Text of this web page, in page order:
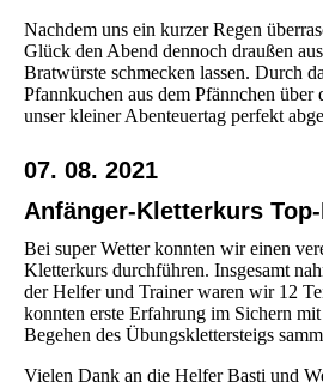
Nachdem uns ein kurzer Regen
Glück den Abend dennoch draußen
Bratwürste schmecken lassen. Durch
Pfannkuchen aus dem Pfännchen
unser kleiner Abenteuertag perfekt
07. 08. 2021
Anfänger-Kletterkurs
Bei super Wetter konnten wir einen
Kletterkurs durchführen. Insgesamt
der Helfer und Trainer waren wir 12
konnten erste Erfahrung im Sichern
Begehen des Übungsklettersteigs
Vielen Dank an die Helfer Basti und